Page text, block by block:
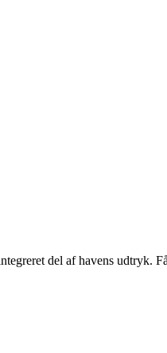
del af havens udtryk.